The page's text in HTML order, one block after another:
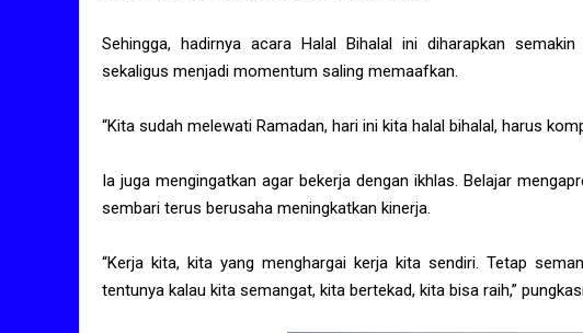
Sehingga, hadirnya acara Halal Bihalal ini diharapkan
sekaligus menjadi momentum saling memaafkan.
“Kita sudah melewati Ramadan, hari ini kita halal bihalal, harus
Ia juga mengingatkan agar bekerja dengan ikhlas. Belajar
sembari terus berusaha meningkatkan kinerja.
“Kerja kita, kita yang menghargai kerja kita sendiri. Tetap
tentunya kalau kita semangat, kita bertekad, kita bisa raih,”